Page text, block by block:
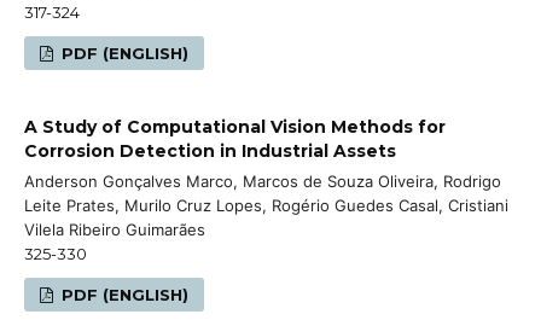
317-324
PDF (ENGLISH)
A Study of Computational Vision Methods for
Corrosion Detection in Industrial Assets
Anderson Gonçalves Marco, Marcos de Souza Oliveira, Rodrigo
Leite Prates, Murilo Cruz Lopes, Rogério Guedes Casal, Cristiani
Vilela Ribeiro Guimarães
325-330
PDF (ENGLISH)